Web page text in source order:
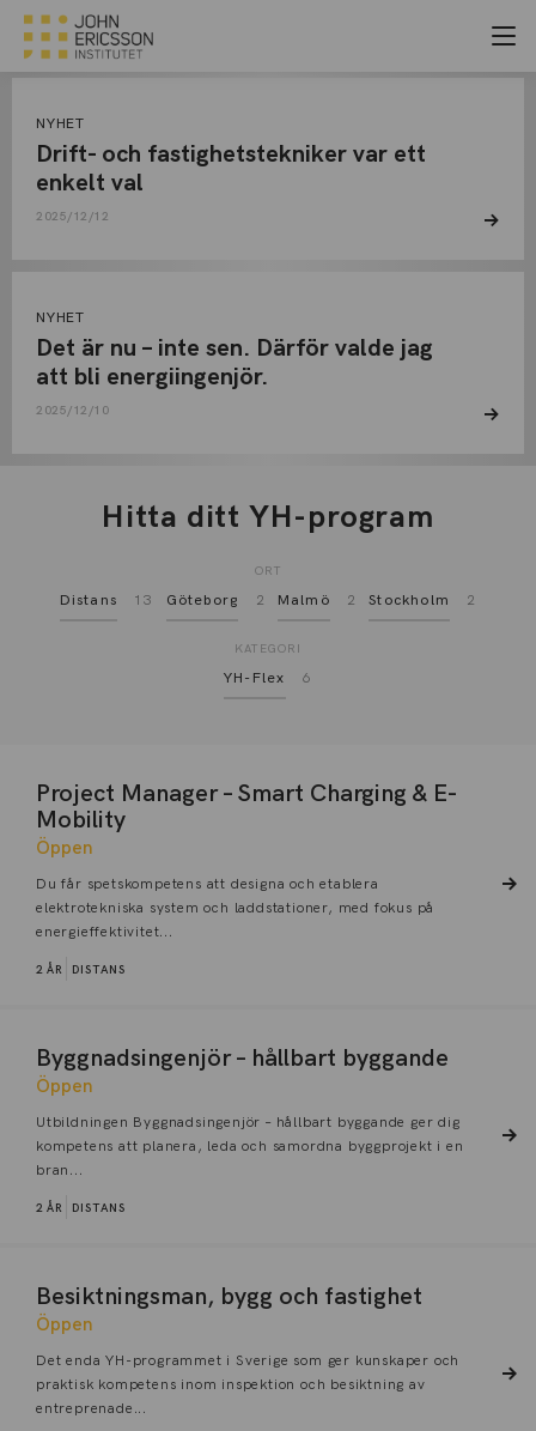
DECEMBER, 2025
NYHET
Drift- och fastighetstekniker var ett
enkelt val
2025/12/12
NYHET
Det är nu – inte sen. Därför valde jag
att bli energiingenjör.
2025/12/10
Hitta ditt YH-program
ORT
Distans 13 Göteborg 2 Malmö 2 Stockholm 2
KATEGORI
YH-Flex 6
Project Manager – Smart Charging & E-
Mobility
Öppen
Du får spetskompetens att designa och etablera
elektrotekniska system och laddstationer, med fokus på
energieffektivitet...
2 ÅR DISTANS
Byggnadsingenjör – hållbart byggande
Öppen
Utbildningen Byggnadsingenjör – hållbart byggande ger dig
kompetens att planera, leda och samordna byggprojekt i en
bran...
2 ÅR DISTANS
Besiktningsman, bygg och fastighet
Öppen
Det enda YH-programmet i Sverige som ger kunskaper och
praktisk kompetens inom inspektion och besiktning av
entreprenade...